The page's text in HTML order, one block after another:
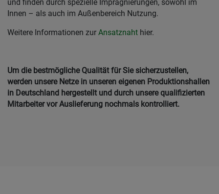
und finden durch spezielle Imprägnierungen, sowohl im
Innen – als auch im Außenbereich Nutzung.
Weitere Informationen zur Ansatznaht hier.
Um die bestmögliche Qualität für Sie sicherzustellen,
werden unsere Netze in unseren eigenen Produktionshallen
in Deutschland hergestellt und durch unsere qualifizierten
Mitarbeiter vor Auslieferung nochmals kontrolliert.